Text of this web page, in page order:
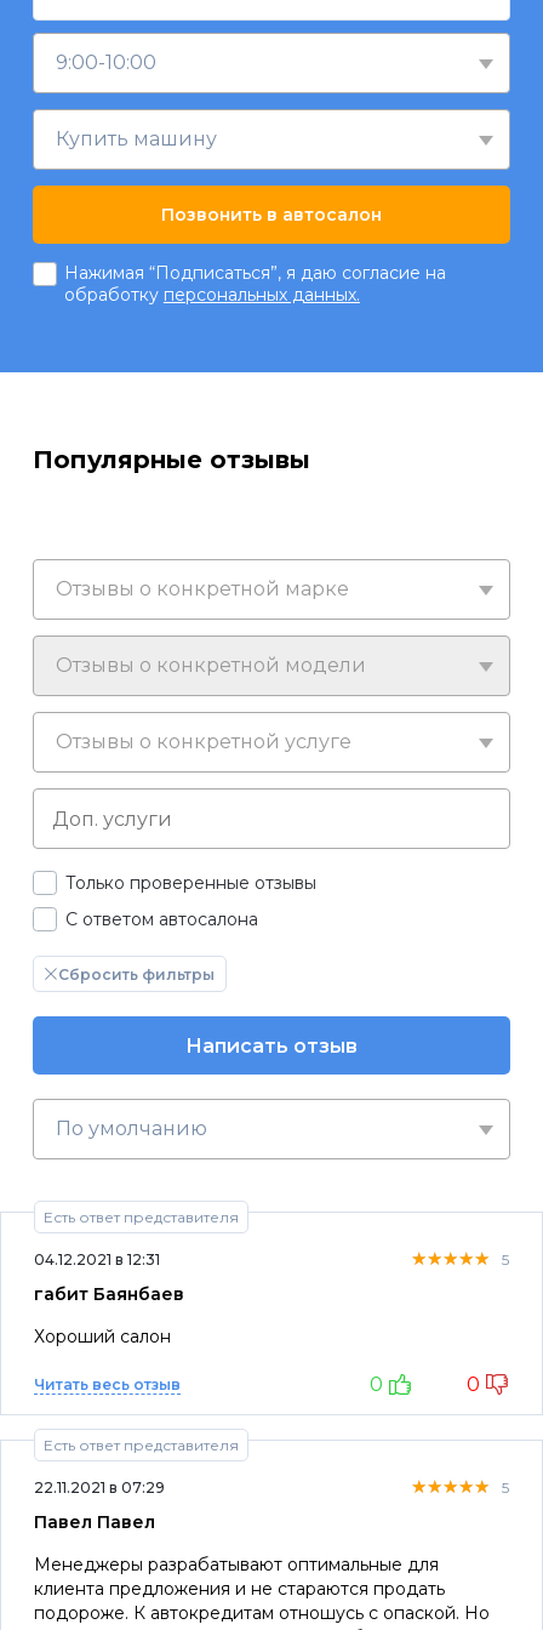
9:00-10:00
Купить машину
Позвонить в автосалон
Нажимая “Подписаться”, я даю согласие на
обработку персональных данных.
Популярные отзывы
Отзывы о конкретной марке
Отзывы о конкретной модели
Отзывы о конкретной услуге
Только проверенные отзывы
С ответом автосалона
Сбросить фильтры
Написать отзыв
По умолчанию
Есть ответ представителя
04.12.2021 в 12:31 ★★★★★
★★★★★
★★★★★ 5
габит Баянбаев
Хороший салон
Читать весь отзыв 0 0
Есть ответ представителя
22.11.2021 в 07:29 ★★★★★
★★★★★
★★★★★ 5
Павел Павел
Менеджеры разрабатывают оптимальные для
клиента предложения и не стараются продать
подороже. К автокредитам отношусь с опаской. Но